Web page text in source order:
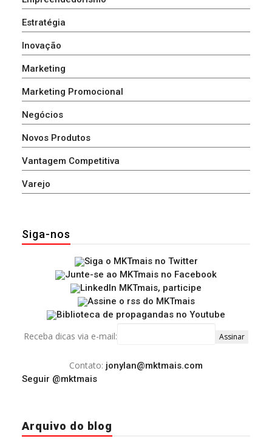
Estratégia
Inovação
Marketing
Marketing Promocional
Negócios
Novos Produtos
Vantagem Competitiva
Varejo
Siga-nos
Receba dicas via e-mail:
Contato: jonylan@mktmais.com
Seguir @mktmais
Arquivo do blog